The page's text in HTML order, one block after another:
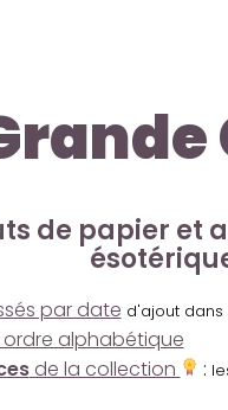
de papier et
par date d'ajout
alphabétique
de la collection :